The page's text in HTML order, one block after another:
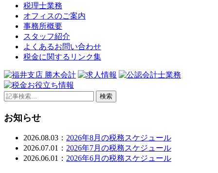
税理士業務
オフィスのご案内
事務所概要
スタッフ紹介
よくあるお問い合わせ
税金に関するリンク集
検索
お知らせ
2026.08.03： 2026年8月の税務スケジュール
2026.07.01： 2026年7月の税務スケジュール
2026.06.01： 2026年6月の税務スケジュール